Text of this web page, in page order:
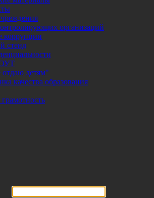
организаций
коррупции
стенд
детям"
качества образования